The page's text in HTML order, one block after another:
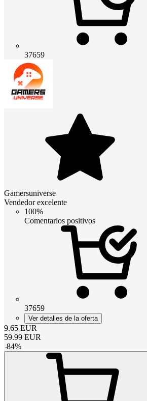
37659
Gamersuniverse
Vendedor excelente
100%
Comentarios positivos
37659
Ver detalles de la oferta
9.65 EUR
59.99 EUR
-84%